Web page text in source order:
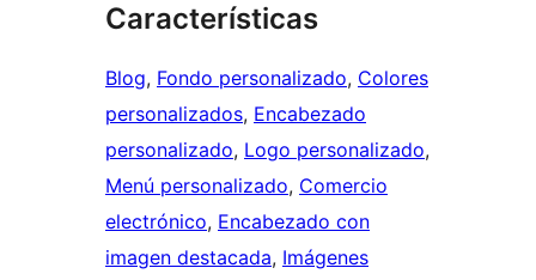
Características
Blog, Fondo personalizado, Colores
personalizados, Encabezado
personalizado, Logo personalizado
Menú personalizado, Comercio
electrónico, Encabezado con
imagen destacada, Imágenes